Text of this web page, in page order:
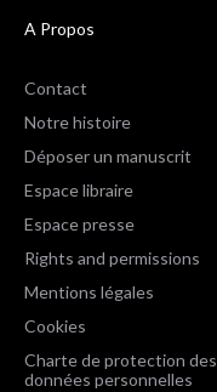
A Propos
Contact
Notre histoire
Déposer un manuscrit
Espace libraire
Espace presse
Rights and permissions
Mentions légales
Cookies
Charte de protection des
données personnelles